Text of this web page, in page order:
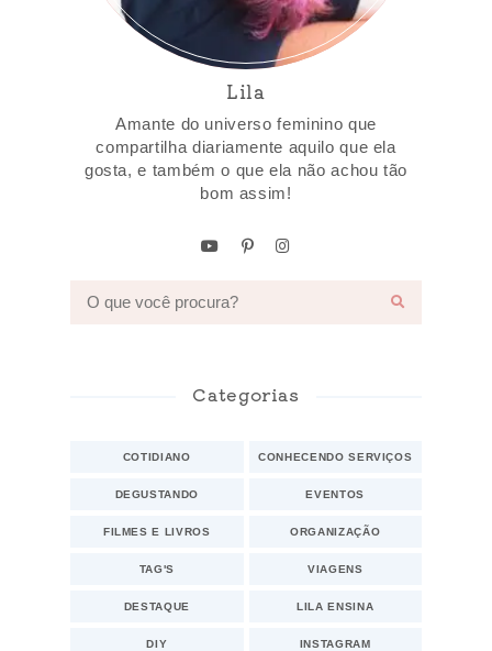
Lila
Amante do universo feminino que
compartilha diariamente aquilo que ela
gosta, e também o que ela não achou tão
bom assim!
Categorias
COTIDIANO CONHECENDO SERVIÇOS
DEGUSTANDO EVENTOS
FILMES E LIVROS ORGANIZAÇÃO
TAG'S VIAGENS
DESTAQUE LILA ENSINA
DIY INSTAGRAM